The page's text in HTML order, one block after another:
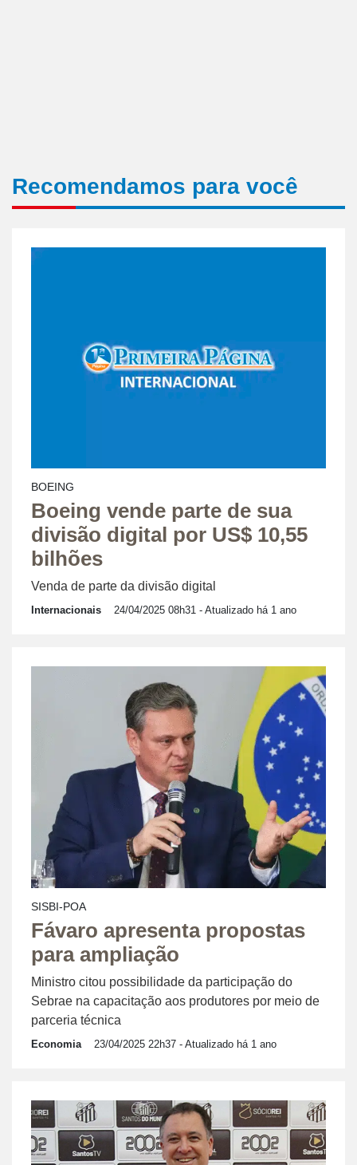
Recomendamos para você
BOEING
Boeing vende parte de sua
divisão digital por US$ 10,55
bilhões
Venda de parte da divisão digital
Internacionais 24/04/2025 08h31 - Atualizado há 1 ano
SISBI-POA
Fávaro apresenta propostas
para ampliação
Ministro citou possibilidade da participação do
Sebrae na capacitação aos produtores por meio de
parceria técnica
Economia 23/04/2025 22h37 - Atualizado há 1 ano